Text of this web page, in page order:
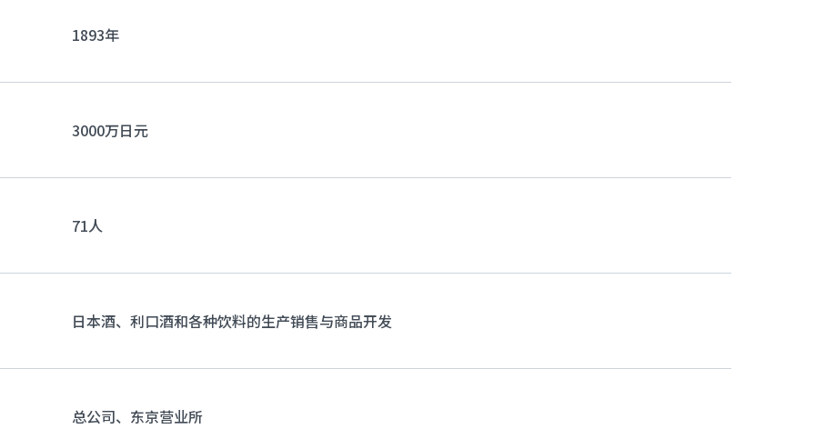
1893年
3000万日元
71人
日本酒、利口酒和各种饮料的生产销售与商品开发
总公司、东京营业所